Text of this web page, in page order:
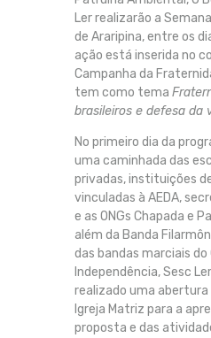
Ler realizarão a
de Araripina, entre os
ação está inserida no
Campanha da
tem como tema
brasileiros e defesa da
No primeiro dia da
uma caminhada das
privadas, instituições
vinculadas à AEDA,
e as ONGs Chapada e
além da Banda
das bandas marciais do
Independência, Sesc
realizado uma
Igreja Matriz para a
proposta e das